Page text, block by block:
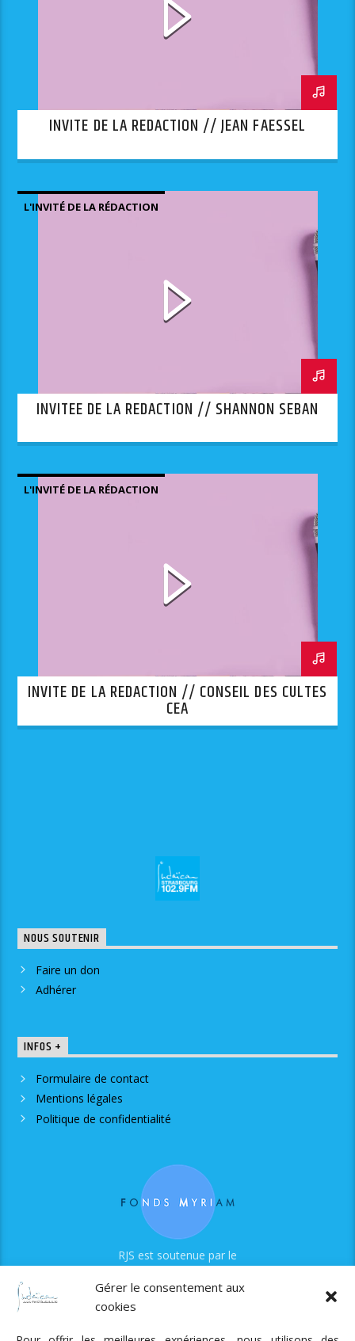
Gérer le consentement aux
cookies
INVITE DE LA REDACTION // JEAN FAESSEL
L'INVITÉ DE LA RÉDACTION
INVITEE DE LA REDACTION // SHANNON SEBAN
L'INVITÉ DE LA RÉDACTION
INVITE DE LA REDACTION // CONSEIL DES CULTES
CEA
NOUS SOUTENIR
Faire un don
Adhérer
INFOS +
Formulaire de contact
Mentions légales
Politique de confidentialité
RJS est soutenue par le